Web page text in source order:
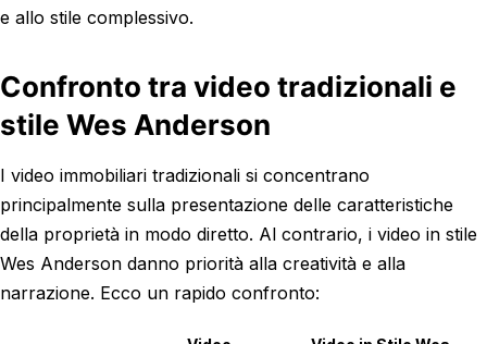
e allo stile complessivo.
Confronto tra video tradizionali e
stile Wes Anderson
I video immobiliari tradizionali si concentrano
principalmente sulla presentazione delle caratteristiche
della proprietà in modo diretto. Al contrario, i video in stile
Wes Anderson danno priorità alla creatività e alla
narrazione. Ecco un rapido confronto: